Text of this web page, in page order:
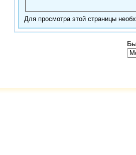
Для просмотра этой страницы